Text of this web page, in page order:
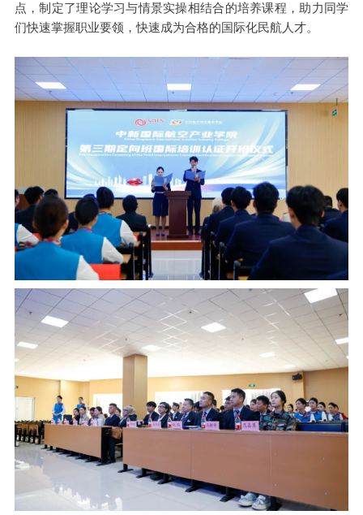
点，制定了理论学习与情景实操相结合的培养课程，助力同学
们快速掌握职业要领，快速成为合格的国际化民航人才。